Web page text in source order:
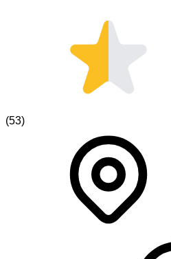
(53)